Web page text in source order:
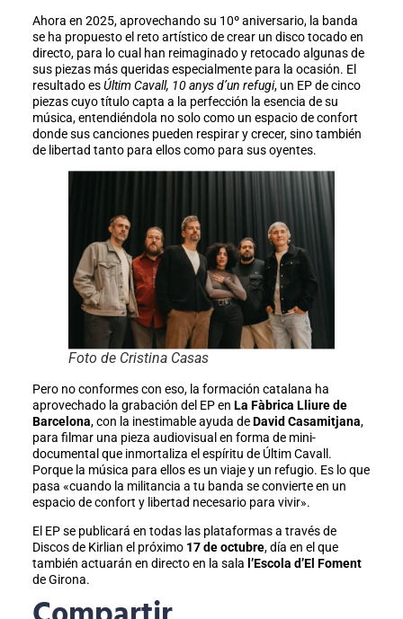
Ahora en 2025, aprovechando su 10º aniversario, la banda
se ha propuesto el reto artístico de crear un disco tocado en
directo, para lo cual han reimaginado y retocado algunas de
sus piezas más queridas especialmente para la ocasión. El
resultado esÚltim Cavall, 10 anys d’un refugi, un EP de cinco
piezas cuyo título capta a la perfección la esencia de su
música, entendiéndola no solo como un espacio de confort
donde sus canciones pueden respirar y crecer, sino también
de libertad tanto para ellos como para sus oyentes.
Foto de Cristina Casas
Pero no conformes con eso, la formación catalana ha
aprovechado la grabación del EP en La Fàbrica Lliure de
Barcelona, con la inestimable ayuda deDavid Casamitjana,
para filmar una pieza audiovisual en forma de mini-
documental que inmortaliza el espíritu de Últim Cavall.
Porque la música para ellos es un viaje y un refugio. Es lo que
pasa «cuando la militancia a tu banda se convierte en un
espacio de confort y libertad necesario para vivir».
El EP se publicará en todas las plataformas a través de
Discos de Kirlian el próximo 17 de octubre, día en el que
también actuarán en directo en la sala l’Escola d’El Foment
de Girona.